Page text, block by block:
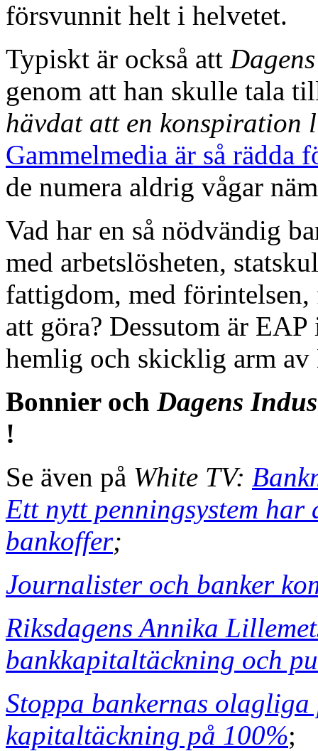
försvunnit helt i helvetet.
Typiskt är också att
genom att han skulle tala
hävdat att en konspiration
Gammelmedia är så rädda
de numera aldrig vågar
Vad har en så nödvändig
med arbetslösheten,
fattigdom, med förintelsen,
att göra? Dessutom är
hemlig och skicklig arm av
Bonnier och Dagens
!
Se även på White TV:
Ett nytt penningsystem
bankoffer;
Journalister och banker
Riksdagens Annika
bankkapitaltäckning och
Stoppa bankernas
kapitaltäckning på 100%;